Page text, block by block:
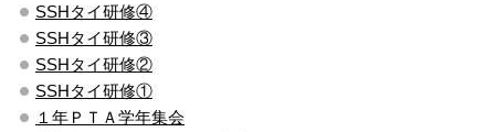
SSHタイ研修④
SSHタイ研修③
SSHタイ研修②
SSHタイ研修①
１年ＰＴＡ学年集会